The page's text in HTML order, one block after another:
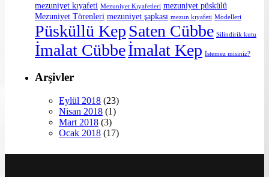
mezuniyet kıyafeti Mezuniyet Kıyafetleri mezuniyet püskülü
Mezuniyet Törenleri mezuniyet şapkası mezun kıyafeti Modelleri
Püsküllü KepSaten Cübbe Silindirik kutu
İmalat Cübbeİmalat Kep İstemez misiniz?
Arşivler
Eylül 2018 (23)
Nisan 2018 (1)
Mart 2018 (3)
Ocak 2018 (17)